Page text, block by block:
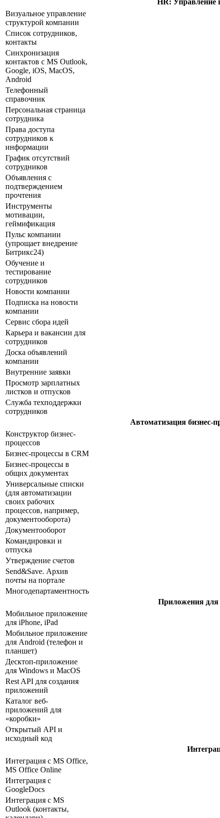
Визуальное управление
структурой компании
Список сотрудников,
контакты
Синхронизация
контактов с MS Outlook,
Google, iOS, MacOS,
Android
Телефонный
справочник
Персональная страница
сотрудника
Права доступа
сотрудников к
информации
График отсутствий
сотрудников
Объявления с
подтверждением
прочтения
Инструменты
мотивации,
геймификация
Пульс компании
(упрощает внедрение
Битрикс24)
Обучение и
тестирование
сотрудников
Новости компании
Подписка на новости
компании
Сервис сбора идей
Карьера и вакансии для
сотрудников
Доска объявлений
компании
Внутренние заявки
Просмотр зарплатных
листков и отпусков
Служба техподдержки
сотрудников
Автоматизация бизнес-
Конструктор бизнес-
процессов
Бизнес-процессы в CRM
Бизнес-процессы в
общих документах
Универсальные списки
(для автоматизации
своих рабочих
процессов, например,
документооборота)
Документооборот
Командировки и
отпуска
Утверждение счетов
Send&Save. Архив
почты на портале
Многодепартаментность
Приложения для
Мобильное приложение
для iPhone, iPad
Мобильное приложение
для Android (телефон и
планшет)
Десктоп-приложение
для Windows и MacOS
Rest API для создания
приложений
Каталог веб-
приложений для
«коробки»
Открытый API и
исходный код
Интеграция с MS Office,
MS Office Online
Интеграция с
GoogleDocs
Интеграция с MS
Outlook (контакты,